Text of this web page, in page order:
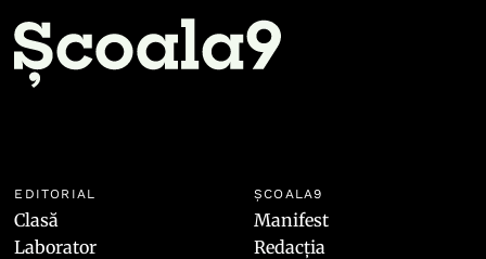
EDITORIAL
Clasă
Laborator
ȘCOALA9
Manifest
Redacția